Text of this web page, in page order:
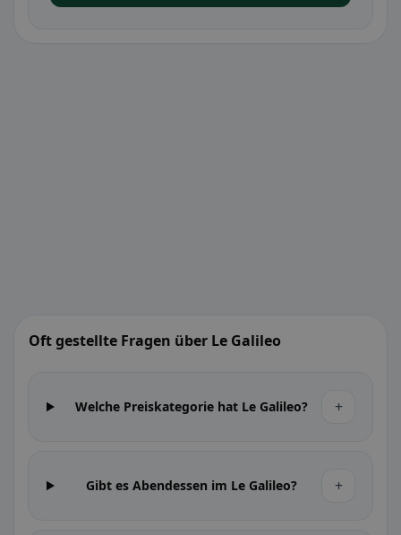
Oft gestellte Fragen über Le Galileo
Welche Preiskategorie hat Le Galileo? +
Gibt es Abendessen im Le Galileo? +